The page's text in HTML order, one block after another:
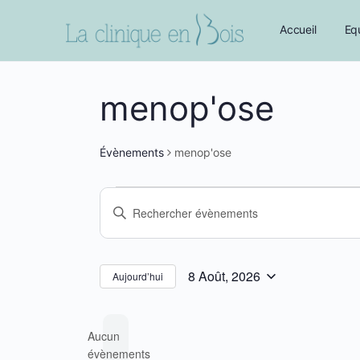
Accueil
menop'ose
Évènements menop'ose
Évènements
for
Août,
Aucun
évènements
Recherche
de
Évènements
Saisir
Rechercher
mot-
Aujourd’hui 8 Août, 2026